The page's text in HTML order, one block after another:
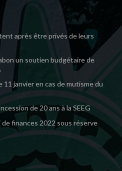
après être privés de leurs
un soutien budgétaire de
11 janvier en cas de mutisme du
de 20 ans à la SEEG
finances 2022 sous réserve